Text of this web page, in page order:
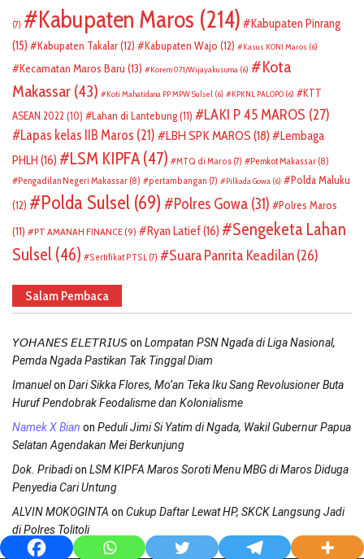
(7) Kabupaten Maros (214)
Kabupaten Pinrang
(15)
Kabupaten Takalar(12) Kabupaten Wajo (12) Kasus KONI Maros (6)
Kecamatan Maros Baru (13) Korem 071/Wijayakusuma (6)
Kota
Makassar (43) Koti Mahatidana PP MPW Sulsel (6) KPKNL PALOPO (6)
KTT
ASEAN 2022 (10) Lahan di Lantebung(11) LAKI P 45 MAROS (27)
Lapas kelas IIB Maros (21) LBH SPK MAROS (18)
Lembaga
PHLH (16) LSM KIPFA (47) MTQ di Maros (7) Pemkot Makassar (8)
Pengadilan Negeri Makassar (8) pertambangan (7) Pilkada Gowa (6)
Polda Maluku
(12)
Polda Sulsel (69) Polres Gowa (31)
Polres Maros
(11)
PT AMANAH FINANCE(9) Ryan Latief(16)
Sengeketa Lahan
Sulsel (46) Sertifikat PTSL (7) Suara Panrita Keadilan(26)
Salam Pembaca
𝘠𝘖𝘏𝘈𝘕𝘌𝘚 𝘌𝘓𝘌𝘛𝘙𝘐𝘜𝘚on Lompatan PSN Ngada di Liga Nasional,
Pemda Ngada Pastikan Tak Tinggal Diam
Imanuelon Dari Sikka Flores, Mo’an Teka Iku Sang Revolusioner Buta
Huruf Pendobrak Feodalisme dan Kolonialisme
Namek X Bian on Peduli Jimi Si Yatim di Ngada, Wakil Gubernur Papua
Selatan Agendakan Mei Berkunjung
Dok. Pribadion LSM KIPFA Maros Soroti Menu MBG di Maros Diduga
Penyedia Cari Untung
ALVIN MOKOGINTA on Cukup Daftar Lewat HP, SKCK Langsung Jadi
di Polres Tolitoli